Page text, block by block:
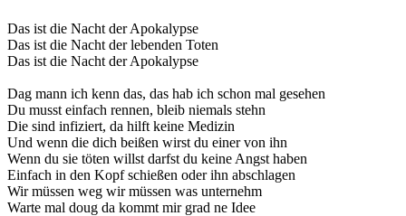
Das ist die Nacht der Apokalypse
Das ist die Nacht der lebenden Toten
Das ist die Nacht der Apokalypse
Dag mann ich kenn das, das hab ich schon mal gesehen
Du musst einfach rennen, bleib niemals stehn
Die sind infiziert, da hilft keine Medizin
Und wenn die dich beißen wirst du einer von ihn
Wenn du sie töten willst darfst du keine Angst haben
Einfach in den Kopf schießen oder ihn abschlagen
Wir müssen weg wir müssen was unternehm
Warte mal doug da kommt mir grad ne Idee